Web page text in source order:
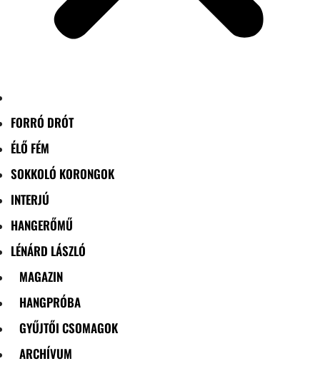
FORRÓ DRÓT
ÉLŐ FÉM
SOKKOLÓ KORONGOK
INTERJÚ
HANGERŐMŰ
LÉNÁRD LÁSZLÓ
MAGAZIN
HANGPRÓBA
GYŰJTŐI CSOMAGOK
ARCHÍVUM